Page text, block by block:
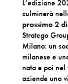
L’edizione
culminerà
prossimo 2
Stratego
Milano: un
milanese e
nata e poi
aziende una